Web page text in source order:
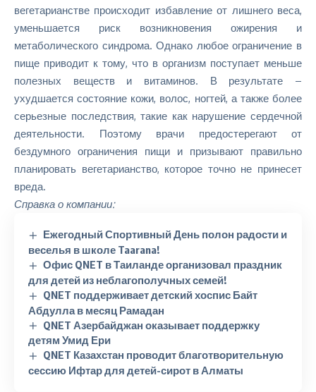
вегетарианстве происходит избавление от лишнего веса,
уменьшается риск возникновения ожирения и
метаболического синдрома. Однако любое ограничение в
пище приводит к тому, что в организм поступает меньше
полезных веществ и витаминов. В результате –
ухудшается состояние кожи, волос, ногтей, а также более
серьезные последствия, такие как нарушение сердечной
деятельности. Поэтому врачи предостерегают от
бездумного ограничения пищи и призывают правильно
планировать вегетарианство, которое точно не принесет
вреда.
Справка о компании:
Ежегодный Спортивный День полон радости и
веселья в школе Taarana!
Офис QNET в Таиланде организовал праздник
для детей из неблагополучных семей!
QNET поддерживает детский хоспис Байт
Абдулла в месяц Рамадан
QNET Азербайджан оказывает поддержку
детям Умид Ери
QNET Казахстан проводит благотворительную
сессию Ифтар для детей-сирот в Алматы